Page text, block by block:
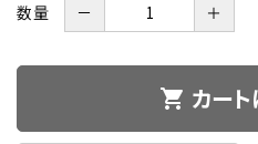
数量 － ＋
shopping_cart カー